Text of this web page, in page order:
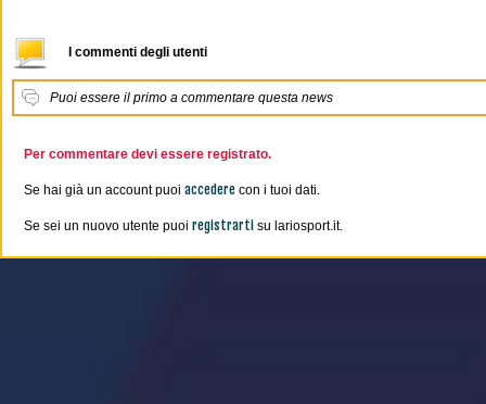
I commenti degli utenti
Puoi essere il primo a commentare questa news
Per commentare devi essere registrato.
Se hai già un account puoi accedere con i tuoi dati.
Se sei un nuovo utente puoi registrarti su lariosport.it.